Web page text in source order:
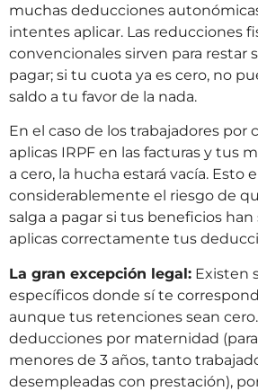
muchas deducciones
intentes aplicar. Las reducciones
convencionales sirven para restar
pagar; si tu cuota ya es cero, no
saldo a tu favor de la nada.
En el caso de los trabajadores por
aplicas IRPF en las facturas y tus
a cero, la hucha estará vacía. Esto
considerablemente el riesgo de
salga a pagar si tus beneficios
aplicas correctamente tus
La gran excepción legal: Existen
específicos donde sí te
aunque tus retenciones sean
deducciones por maternidad
menores de 3 años, tanto
desempleadas con prestación),